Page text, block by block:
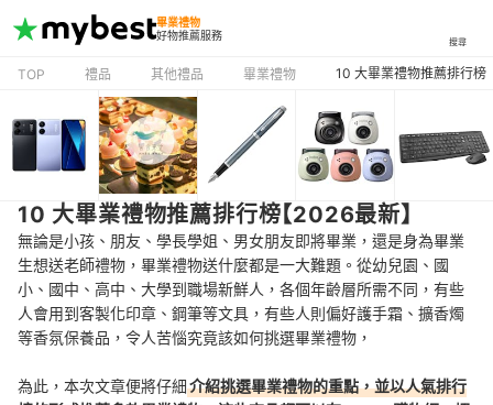
畢業禮物
好物推薦服務
搜尋
TOP 禮品 其他禮品 畢業禮物 10 大畢業禮物推薦排行榜
10 大畢業禮物推薦排行榜【2026最新】
無論是小孩、朋友、學長學姐、男女朋友即將畢業，還是身為畢業
生想送老師禮物，畢業禮物送什麼都是一大難題。從幼兒園、國
小、國中、高中、大學到職場新鮮人，各個年齡層所需不同，有些
人會用到客製化印章、鋼筆等文具，有些人則偏好護手霜、擴香燭
等香氛保養品，令人苦惱究竟該如何挑選畢業禮物，
為此，本次文章便將仔細介紹挑選畢業禮物的重點，並以人氣排行